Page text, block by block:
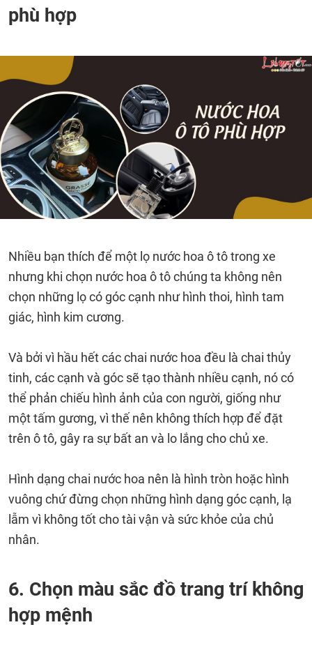
phù hợp
Nhiều bạn thích để một lọ nước hoa ô tô trong xe
nhưng khi chọn nước hoa ô tô chúng ta không nên
chọn những lọ có góc cạnh như hình thoi, hình tam
giác, hình kim cương.
Và bởi vì hầu hết các chai nước hoa đều là chai thủy
tinh, các cạnh và góc sẽ tạo thành nhiều cạnh, nó có
thể phản chiếu hình ảnh của con người, giống như
một tấm gương, vì thế nên không thích hợp để đặt
trên ô tô, gây ra sự bất an và lo lắng cho chủ xe.
Hình dạng chai nước hoa nên là hình tròn hoặc hình
vuông chứ đừng chọn những hình dạng góc cạnh, lạ
lẫm vì không tốt cho tài vận và sức khỏe của chủ
nhân.
6. Chọn màu sắc đồ trang trí không
hợp mệnh